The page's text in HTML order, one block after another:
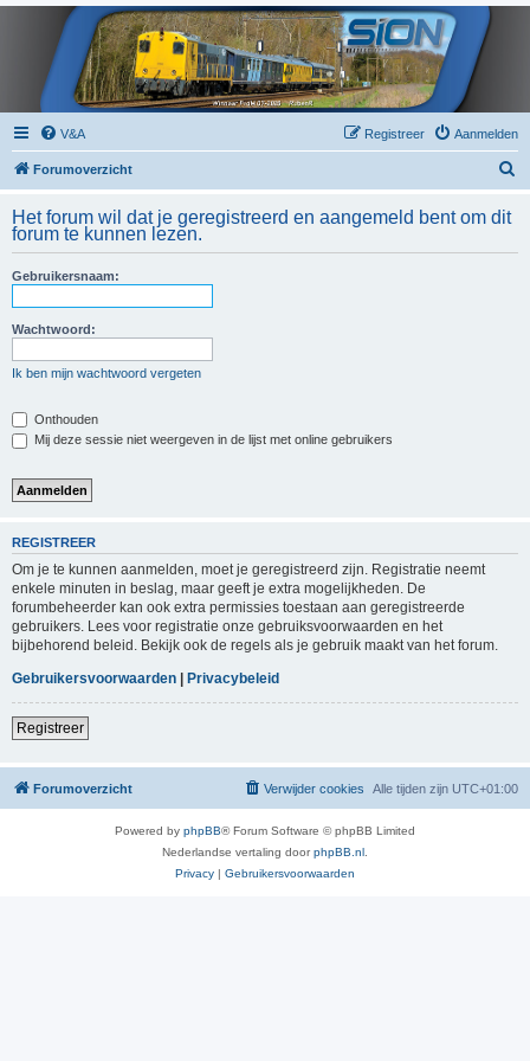
V&A Aanmelden
Registreer
Forumoverzicht
k
Het forum wil dat je geregistreerd en aangemeld bent om dit
forum te kunnen lezen.
Gebruikersnaam:
Wachtwoord:
Ik ben mijn wachtwoord vergeten
Onthouden
Mij deze sessie niet weergeven in de lijst met online gebruikers
REGISTREER
Om je te kunnen aanmelden, moet je geregistreerd zijn. Registratie neemt
enkele minuten in beslag, maar geeft je extra mogelijkheden. De
forumbeheerder kan ook extra permissies toestaan aan geregistreerde
gebruikers. Lees voor registratie onze gebruiksvoorwaarden en het
bijbehorend beleid. Bekijk ook de regels als je gebruik maakt van het forum.
Gebruikersvoorwaarden
Privacybeleid
Registreer
Forumoverzicht Alle tijden zijn UTC+01:00
Verwijder cookies
Powered by phpBB® Forum Software © phpBB Limited
Nederlandse vertaling doorphpBB.nl.
Privacy | Gebruikersvoorwaarden